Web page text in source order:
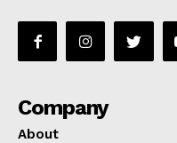
Company
About